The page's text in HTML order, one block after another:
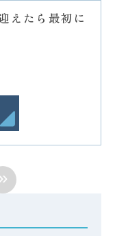
えたら最初に